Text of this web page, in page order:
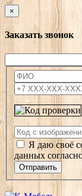
×
Заказать звонок
Я даю своё
данных
Отправить